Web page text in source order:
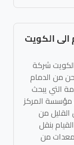
الكويت
شركة
من الدمام
التي يبحث
مؤسسة المركز
من
بنقل
من